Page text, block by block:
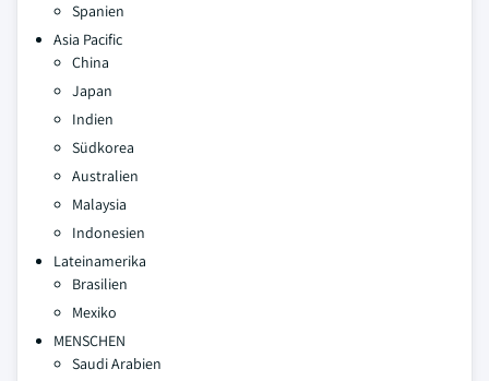
Spanien
Asia Pacific
China
Japan
Indien
Südkorea
Australien
Malaysia
Indonesien
Lateinamerika
Brasilien
Mexiko
MENSCHEN
Saudi Arabien